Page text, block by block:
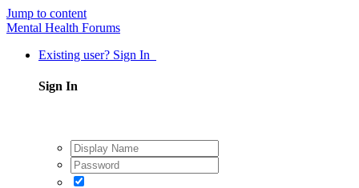
Jump to content
Mental Health Forums
Existing user? Sign In
Sign In